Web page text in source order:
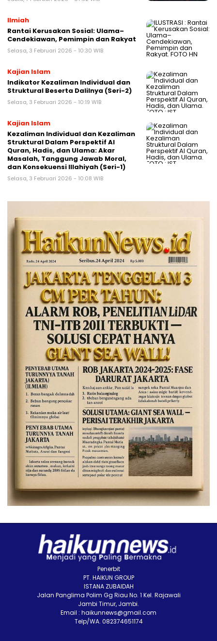
Ilmiah
Rantai Kerusakan Sosial: Ulama–
Cendekiawan, Pemimpin dan Rakyat
Selasa, 3 Februari 2026 - 10:30 WIB
Kajian Islam
Indikator Kezaliman Individual dan
Struktural Beserta Dalilnya (Seri-2)
Selasa, 3 Februari 2026 - 10:19 WIB
Kajian Islam
Kezaliman Individual dan Kezaliman
Struktural Dalam Perspektif Al
Quran, Hadis, dan Ulama: Akar
Masalah, Tanggung Jawab Moral,
dan Konsekuensi Illahiyah (Seri-1)
Selasa, 3 Februari 2026 - 10:08 WIB
Penerbit
PT. HAIKUN GROUP
ISTANA ZUBAIDAH
Jalan Panglima Polim Gg Riau No. 1 Kel. Rajawali
Jambi Timur, Jambi.
Email : haikunnews@gmail.com
Telp/WA. 082374651174